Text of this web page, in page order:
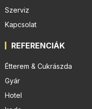
Szerviz
Kapcsolat
REFERENCIÁK
Étterem & Cukrászda
Gyár
Hotel